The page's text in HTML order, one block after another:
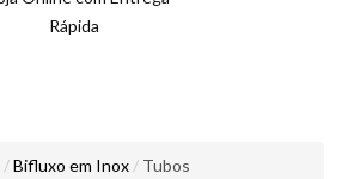
Bifluxo em Inox Tubos